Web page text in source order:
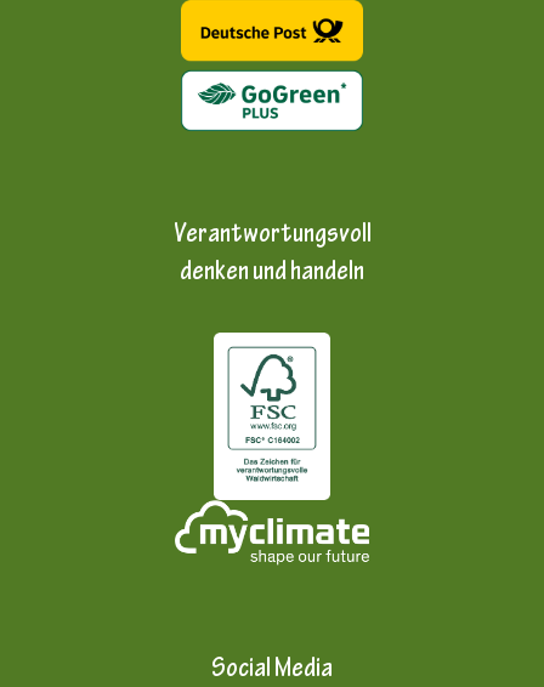
Verantwortungsvoll
denken und handeln
Social Media